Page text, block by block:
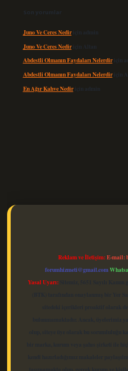
Son yorumlar
Juno Ve Ceres Nediriçin admin
Juno Ve Ceres Nediriçin Altan
Abdestli Olmanın Faydaları Nelerdiriçin
Abdestli Olmanın Faydaları Nelerdiriçin
En Ağır Kahve Nediriçin admin
Reklam ve İletişim:E-mail:
forumhizmeti@gmail.com
Yasal Uyarı: